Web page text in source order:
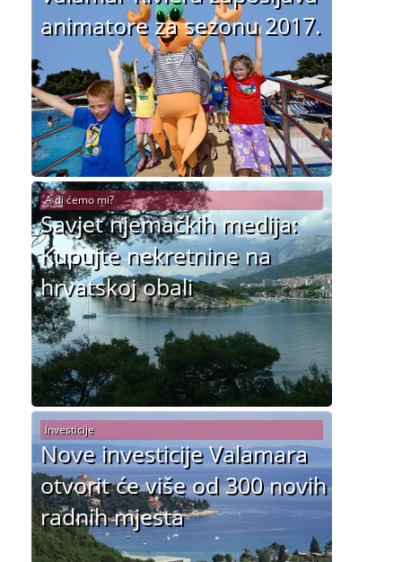
animatore za sezonu 2017.
Savjet njemačkih medija:
Kupujte nekretnine na
hrvatskoj obali
A di ćemo mi?
Nove investicije Valamara
otvorit će više od 300 novih
radnih mjesta
Investicije